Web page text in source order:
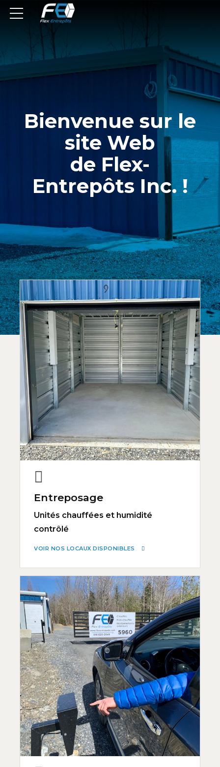
Bienvenue sur le
site Web
de Flex-
Entrepôts Inc. !
Entreposage
Unités chauffées et humidité
contrôlé
VOIR NOS LOCAUX DISPONIBLES